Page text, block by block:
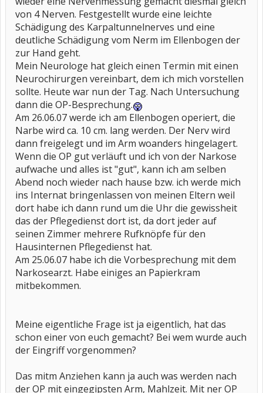
von 4 Nerven. Festgestellt wurde eine leichte
Schädigung des Karpaltunnelnerves und eine
deutliche Schädigung vom Nerm im Ellenbogen der
zur Hand geht.
Mein Neurologe hat gleich einen Termin mit einen
Neurochirurgen vereinbart, dem ich mich vorstellen
sollte. Heute war nun der Tag. Nach Untersuchung
dann die OP-Besprechung.
Am 26.06.07 werde ich am Ellenbogen operiert, die
Narbe wird ca. 10 cm. lang werden. Der Nerv wird
dann freigelegt und im Arm woanders hingelagert.
Wenn die OP gut verläuft und ich von der Narkose
aufwache und alles ist "gut", kann ich am selben
Abend noch wieder nach hause bzw. ich werde mich
ins Internat bringenlassen von meinen Eltern weil
dort habe ich dann rund um die Uhr die gewissheit
das der Pflegedienst dort ist, da dort jeder auf
seinen Zimmer mehrere Rufknöpfe für den
Hausinternen Pflegedienst hat.
Am 25.06.07 habe ich die Vorbesprechung mit dem
Narkosearzt. Habe einiges an Papierkram
mitbekommen.
Meine eigentliche Frage ist ja eigentlich, hat das
schon einer von euch gemacht? Bei wem wurde auch
der Eingriff vorgenommen?
Das mitm Anziehen kann ja auch was werden nach
der OP mit eingegipsten Arm, Mahlzeit. Mit ner OP